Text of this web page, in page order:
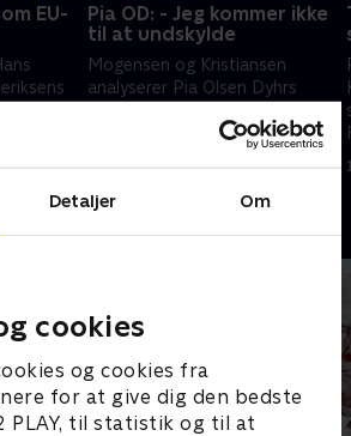
Detaljer Om
cookies
og cookies fra
for at give dig den bedste
PLAY, til statistik og til at
EU-
Pia OD: - Jeg kommer ikke
til at undskylde
Mogensen og Kristiansen
analyserer Pia Olsen Dyhrs
ansættelsen af en særlig
16. juni 2026 • 54 min